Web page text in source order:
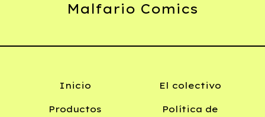
Malfario Comics
Inicio
Productos
El colectivo
Política de